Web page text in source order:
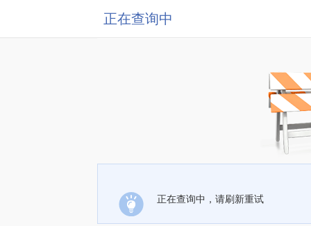
正在查询中
正在查询中，请刷新重试